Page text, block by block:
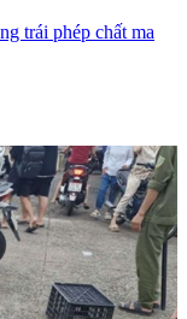
trái phép chất ma